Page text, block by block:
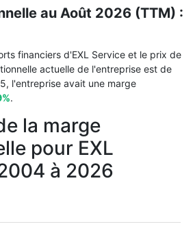
au Août 2026 (TTM) :
financiers d'EXL Service et le prix de
actuelle de l'entreprise est de
l'entreprise avait une marge
.
la marge
pour EXL
à 2026